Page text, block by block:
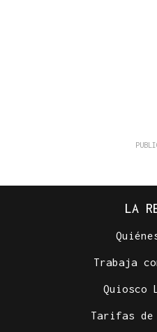
LA
Trabaja
Quiosco
Tarifas